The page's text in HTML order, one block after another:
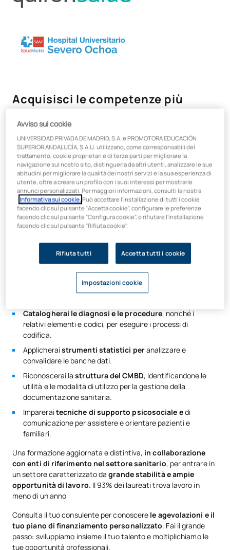
Acquisisci le competenze più
con un titolo di studio adeguato
alla realtà attuale del settore
sanitario.
Scegli uncorso online specializzato, flessibile eideato da
professionisti sanitari in attività,e vai oltre la classica
formazione amministrativa per moltiplicare le tue opportunità
nel settore sanitario. Nelcorso di formazione professionale
in Documentazione Sanitaria
L’approccioai processi gestionali più richiesti nelle
strutture sanitarie, con unaprospettiva aggiornata,
digitale e multidisciplinare.
Acquisirai familiarità con laterminologia clinica relativa
Catalogherai le diagnosi e le procedure, nonché i
relativi elementi e codici, per eseguire i processi di
codifica.
Applicheraistrumenti statistici peranalizzare e
convalidare le banche dati.
Riconoscerai lastruttura del CMBD, identificandone le
utilità e le modalità di utilizzo per la gestione della
documentazione sanitaria.
Impareraitecniche di supporto psicosociale edi
comunicazione per assistere e orientare pazienti e
familiari.
Una formazione aggiornata e distintiva, in collaborazione
con enti di riferimento nel settore sanitario, per entrare in
un settore caratterizzato dagrande stabilità e ampie
opportunità di lavoro. Il 93% dei laureati trova lavoro in
meno di un anno
Consulta il tuo consulente per conoscere le agevolazioni e il
tuo piano di finanziamento personalizzato. Fai il grande
passo: sviluppiamo insieme il tuo talento e moltiplichiamo le
tue opportunità professionali.
Avviso sui cookie
UNIVERSIDAD PRIVADA DE MADRID, S.A. e PROMOTORA EDUCACIÓN
SUPERIOR ANDALUCÍA, S.A.U. utilizzano, come corresponsabili del
trattamento, cookie proprietari e di terze parti per migliorare la
navigazione sul nostro sito, distinguerla da altri utenti, analizzare le sue
abitudini per migliorare la qualità dei nostri servizi e la sua esperienza di
utente, oltre a creare un profilo con i suoi interessi per mostrarle
annunci personalizzati. Per maggiori informazioni, consulti la nostra
Informativa sui cookie.Può accettare l'installazione di tutti i cookie
facendo clic sul pulsante "Accetta cookie", configurare le preferenze
facendo clic sul pulsante "Configura cookie", o rifiutare l'installazione
facendo clic sul pulsante "Rifiuta cookie".
Rifiuta tutti Accetta tutti i cookie
Impostazioni cookie